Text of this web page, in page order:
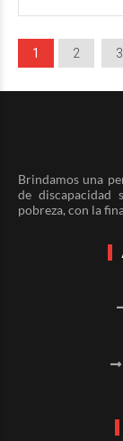
1 2 3
Brindamos una
de discapacidad
pobreza, con la